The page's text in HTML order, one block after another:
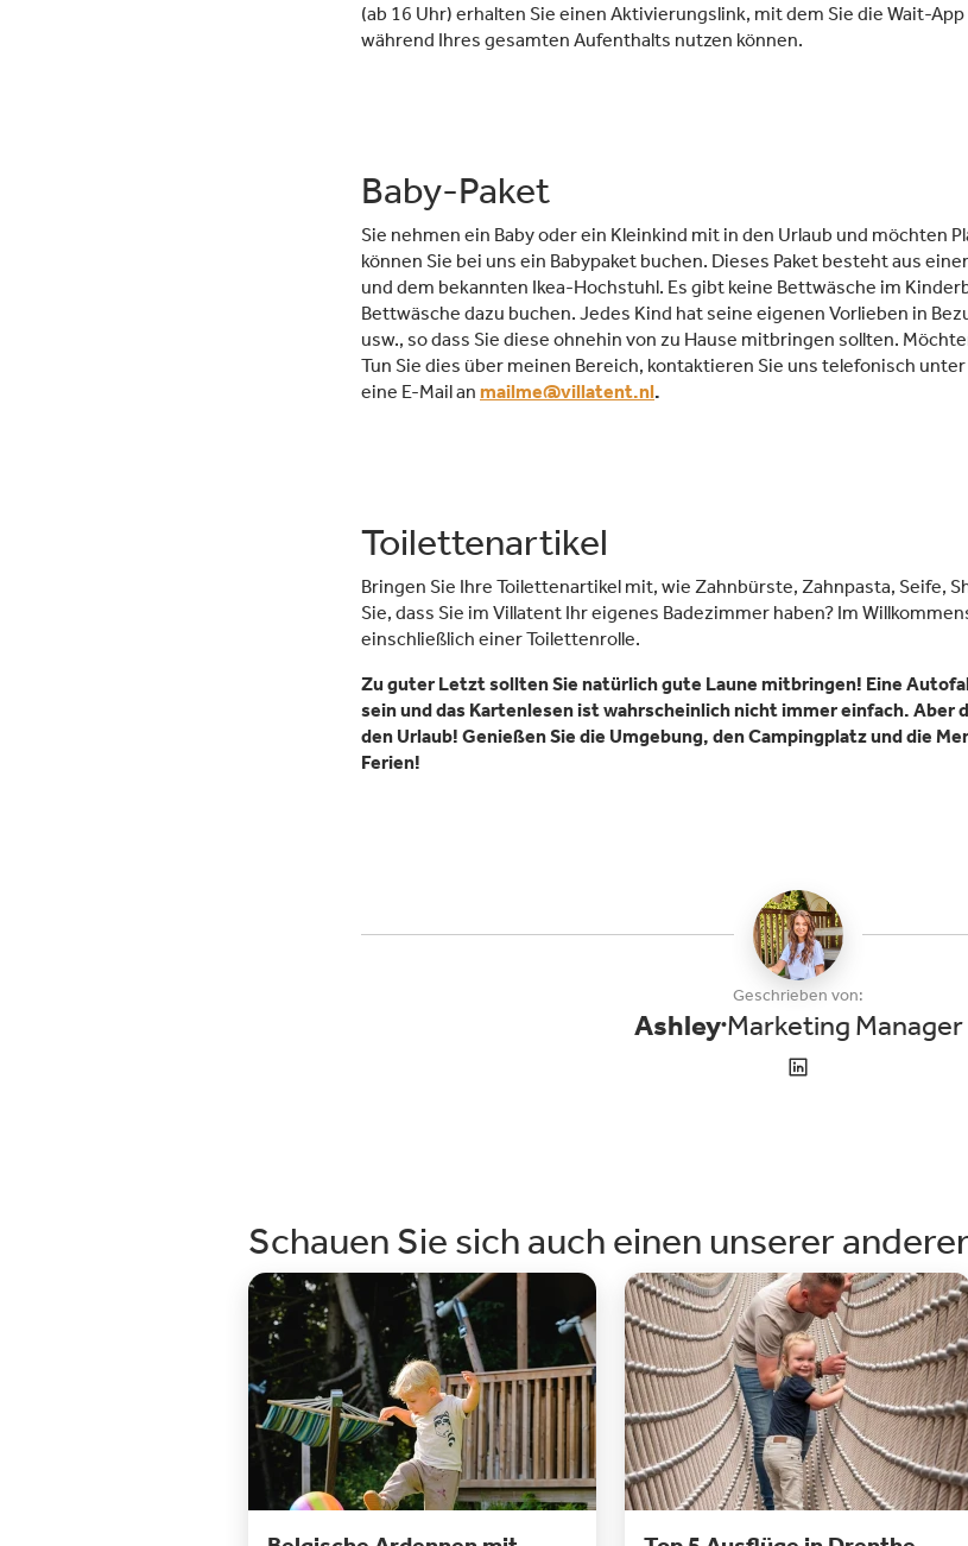
(ab 16 Uhr) erhalten Sie einen Aktivierungslink, mit dem Sie die Wait-
während Ihres gesamten Aufenthalts nutzen können.
Baby-Paket
Sie nehmen ein Baby oder ein Kleinkind mit in den Urlaub und möchten
können Sie bei uns ein Babypaket buchen. Dieses Paket besteht aus
und dem bekannten Ikea-Hochstuhl. Es gibt keine Bettwäsche im
Bettwäsche dazu buchen. Jedes Kind hat seine eigenen Vorlieben in
usw., so dass Sie diese ohnehin von zu Hause mitbringen sollten.
Tun Sie dies über meinen Bereich, kontaktieren Sie uns telefonisch unter
eine E-Mail an mailme@villatent.nl.
Toilettenartikel
Bringen Sie Ihre Toilettenartikel mit, wie Zahnbürste, Zahnpasta, Seife,
Sie, dass Sie im Villatent Ihr eigenes Badezimmer haben? Im
einschließlich einer Toilettenrolle.
Zu guter Letzt sollten Sie natürlich gute Laune mitbringen! Eine
sein und das Kartenlesen ist wahrscheinlich nicht immer einfach. Aber
den Urlaub! Genießen Sie die Umgebung, den Campingplatz und die
Ferien!
Geschrieben von:
AshleyMarketing Manager
Schauen Sie sich auch einen unserer